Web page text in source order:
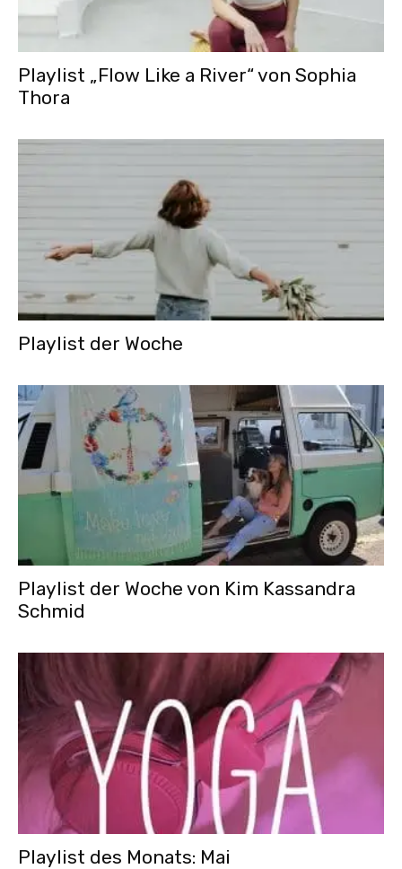
Playlist „Flow Like a River“ von Sophia
Thora
Playlist der Woche
Playlist der Woche von Kim Kassandra
Schmid
Playlist des Monats: Mai